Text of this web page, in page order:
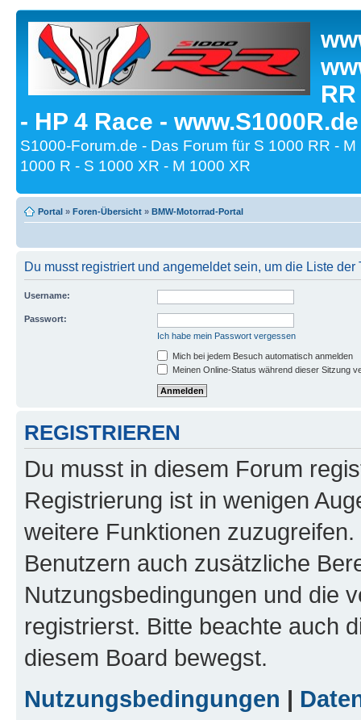
- HP 4 Race -
S1000-Forum.de - Das Forum für S 1000 RR -
1000 R - S 1000 XR - M 1000 XR
Portal » Foren-Übersicht » BMW-Motorrad-Portal
Du musst registriert und angemeldet sein, um die Liste
Username:
Passwort:
Ich habe mein Passwort vergessen
Mich bei jedem Besuch automatisch anmelden
Meinen Online-Status während dieser Sitzung
REGISTRIEREN
Du musst in diesem Forum
Registrierung ist in wenigen
weitere Funktionen
Benutzern auch zusätzliche
Nutzungsbedingungen und die
registrierst. Bitte beachte auch
diesem Board bewegst.
Nutzungsbedingungen |